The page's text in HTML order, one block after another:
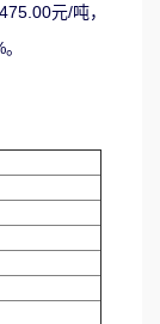
元/吨，